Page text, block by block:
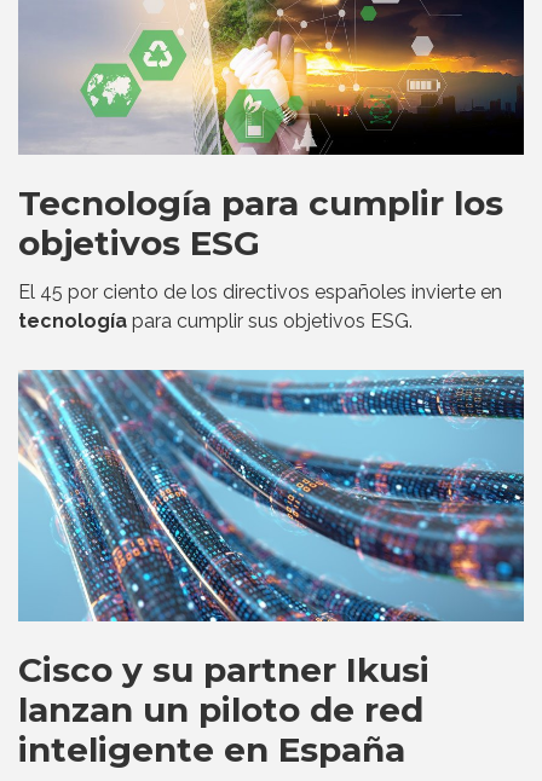
Tecnología para cumplir los
objetivos ESG
El 45 por ciento de los directivos españoles invierte en
tecnología para cumplir sus objetivos ESG.
Cisco y su partner Ikusi
lanzan un piloto de red
inteligente en España